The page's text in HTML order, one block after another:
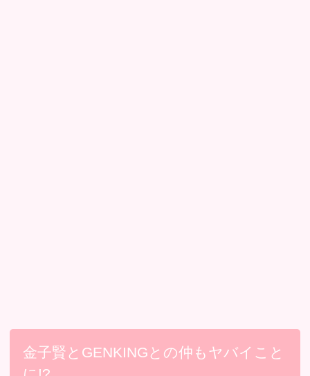
金子賢とGENKINGとの仲もヤバイこと